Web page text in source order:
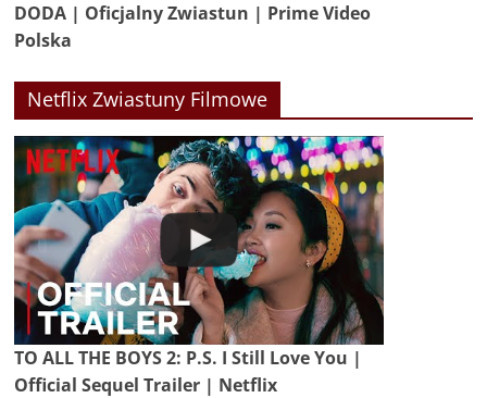
DODA | Oficjalny Zwiastun | Prime Video
Polska
Netflix Zwiastuny Filmowe
TO ALL THE BOYS 2: P.S. I Still Love You |
Official Sequel Trailer | Netflix